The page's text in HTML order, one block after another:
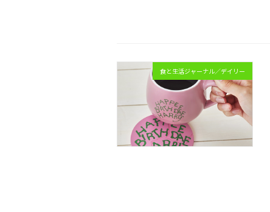
食と生活ジャーナル／デイリー